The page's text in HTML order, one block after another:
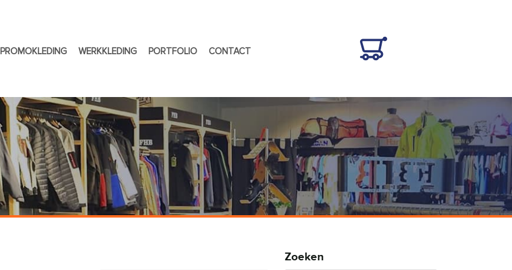
PROMOKLEDING WERKKLEDING PORTFOLIO CONTACT
Zoeken